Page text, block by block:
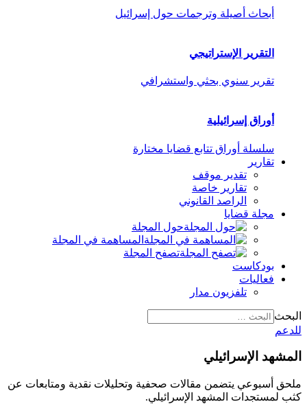
أبحاث أصيلة وترجمات حول إسرائيل
التقرير الإستراتيجي
تقرير سنوي بحثي واستشرافي
أوراق إسرائيلية
سلسلة أوراق تتابع قضايا مختارة
تقارير
تقدير موقف
تقارير خاصة
الراصد القانوني
مجلة قضايا
حول المجلة
المساهمة في المجلة
تصفح المجلة
بودكاست
فعاليات
تلفزيون مدار
البحث
للدعم
المشهد الإسرائيلي
ملحق أسبوعي يتضمن مقالات صحفية وتحليلات نقدية ومتابعات عن
كثب لمستجدات المشهد الإسرائيلي.